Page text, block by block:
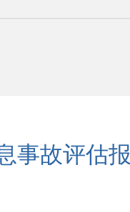
事故评估报